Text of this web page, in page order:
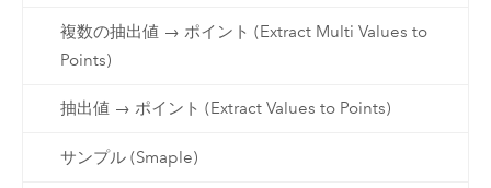
複数の抽出値 → ポイント (Extract Multi Values to
Points)
抽出値 → ポイント (Extract Values to Points)
サンプル (Smaple)